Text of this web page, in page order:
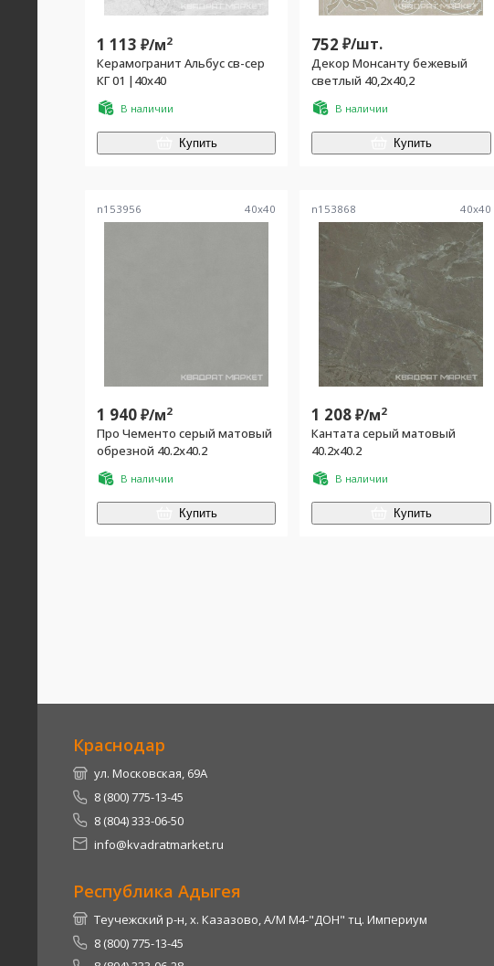
1 113 ₽/м2
Керамогранит Альбус св-сер
КГ 01 |40x40
В наличии
Купить
752 ₽/шт.
Декор Монсанту бежевый
светлый 40,2х40,2
В наличии
Купить
n153956 40x40
1 940₽/м2
Про Чементо серый матовый
обрезной 40.2x40.2
В наличии
Купить
n153868 40x40
1 208₽/м2
Кантата серый матовый
40.2x40.2
В наличии
Купить
Краснодар
ул. Московская, 69А
8 (800) 775-13-45
8 (804) 333-06-50
info@kvadratmarket.ru
Республика Адыгея
Теучежский р-н, х. Казазово, А/М М4-"ДОН" тц. Империум
8 (800) 775-13-45